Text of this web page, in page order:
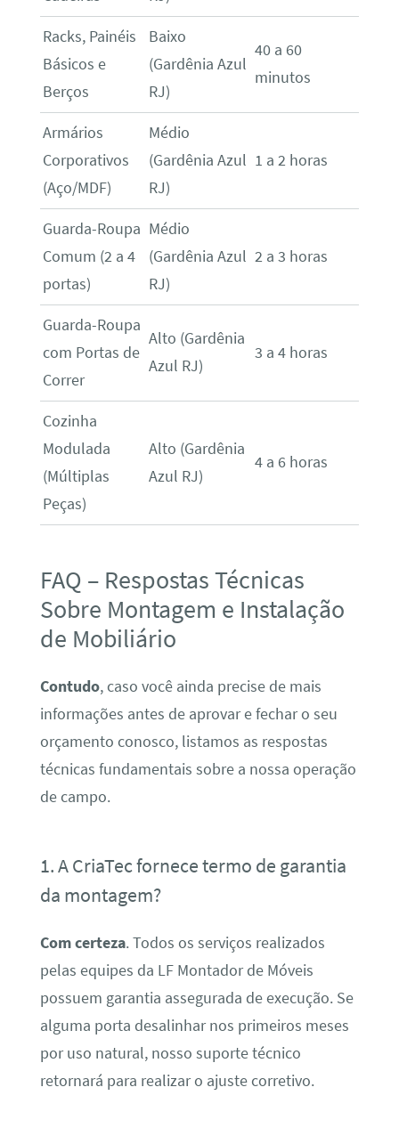
Racks, Painéis
Básicos e
Berços
Baixo
(Gardênia Azul
RJ)
40 a 60
minutos
Armários
Corporativos
(Aço/MDF)
Médio
(Gardênia Azul
RJ)
1 a 2 horas
Guarda-Roupa
Comum (2 a 4
portas)
Médio
(Gardênia Azul
RJ)
2 a 3 horas
Guarda-Roupa
com Portas de
Correr
Alto (Gardênia
Azul RJ)
3 a 4 horas
Cozinha
Modulada
(Múltiplas
Peças)
Alto (Gardênia
Azul RJ)
4 a 6 horas
FAQ – Respostas Técnicas
Sobre Montagem e Instalação
de Mobiliário
Contudo, caso você ainda precise de mais
informações antes de aprovar e fechar o seu
orçamento conosco, listamos as respostas
técnicas fundamentais sobre a nossa operação
de campo.
1. A CriaTec fornece termo de garantia
da montagem?
Com certeza. Todos os serviços realizados
pelas equipes da LF Montador de Móveis
possuem garantia assegurada de execução. Se
alguma porta desalinhar nos primeiros meses
por uso natural, nosso suporte técnico
retornará para realizar o ajuste corretivo.